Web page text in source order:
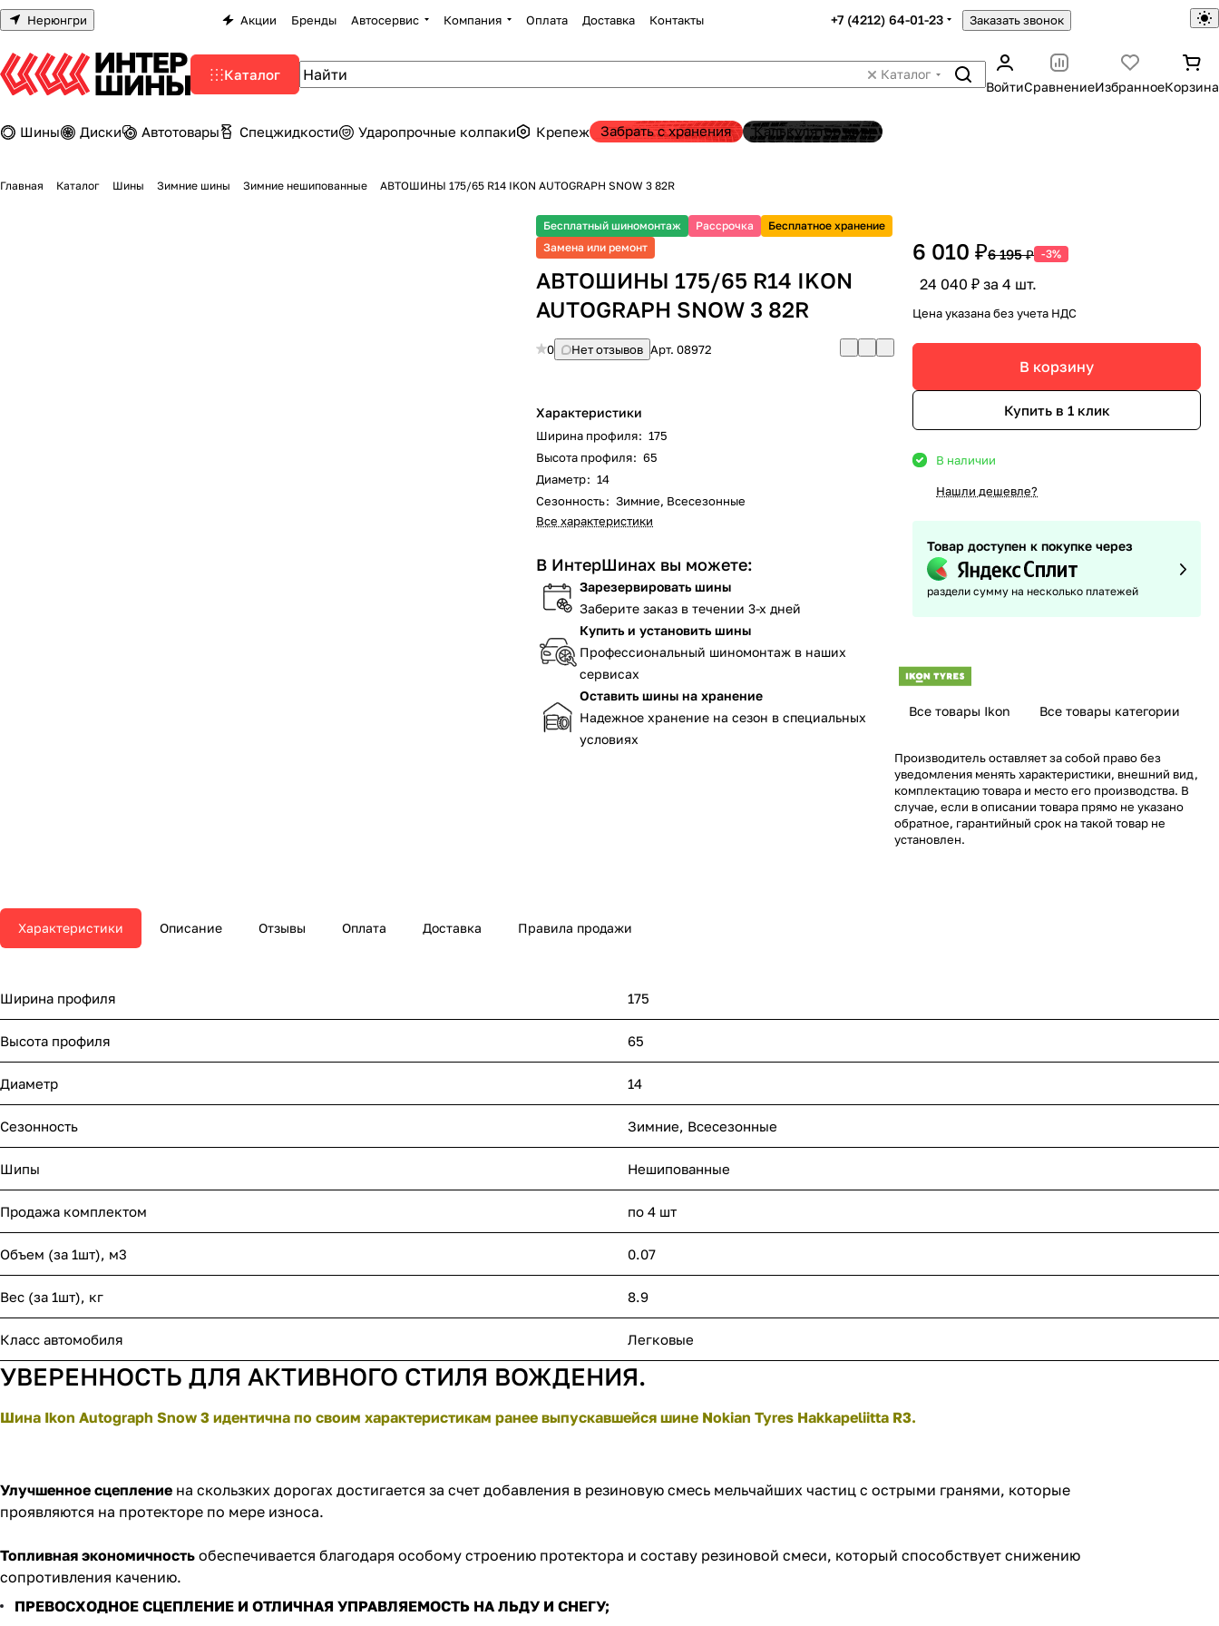
Нерюнгри Акции Бренды Автосервис Компания Оплата Доставка Контакты +7 (4212) 64-01-23 Заказать звонок
Каталог
Каталог
ВойтиСравнениеИзбранноеКорзина
Шины Диски Автотовары Спецжидкости Ударопрочные колпаки Крепеж Забрать с хранения Калькулятор шин
Главная Каталог Шины Зимние шины Зимние нешипованные АВТОШИНЫ 175/65 R14 IKON AUTOGRAPH SNOW 3 82R
Бесплатный шиномонтаж Рассрочка
Бесплатное хранение
Замена или ремонт
АВТОШИНЫ 175/65 R14 IKON
AUTOGRAPH SNOW 3 82R
0 Нет отзывов Арт.08972
Характеристики
Ширина профиля: 175
Высота профиля: 65
Диаметр: 14
Сезонность: Зимние, Всесезонные
Все характеристики
В ИнтерШинах вы можете:
Зарезервировать шины
Заберите заказ в течении 3-х дней
Купить и установить шины
Профессиональный шиномонтаж в наших
сервисах
Оставить шины на хранение
Надежное хранение на сезон в специальных
условиях
6 010 ₽6 195 ₽ -3%
24 040 ₽ за 4 шт.
Цена указана без учета НДС
В корзину
Купить в 1 клик
В наличии
Нашли дешевле?
Товар доступен к покупке через
раздели сумму на несколько платежей
Все товары Ikon Все товары категории
Производитель оставляет за собой право без
уведомления менять характеристики, внешний вид,
комплектацию товара и место его производства. В
случае, если в описании товара прямо не указано
обратное, гарантийный срок на такой товар не
установлен.
Характеристики Описание Отзывы Оплата Доставка Правила продажи
Ширина профиля 175
Высота профиля 65
Диаметр 14
Сезонность Зимние, Всесезонные
Шипы Нешипованные
Продажа комплектом по 4 шт
Объем (за 1шт), м3 0.07
Вес (за 1шт), кг 8.9
Класс автомобиля Легковые
УВЕРЕННОСТЬ ДЛЯ АКТИВНОГО СТИЛЯ ВОЖДЕНИЯ.
Шина Ikon Autograph Snow 3 идентична по своим характеристикам ранее выпускавшейся шине Nokian Tyres Hakkapeliitta R3.
Улучшенное сцепление на скользких дорогах достигается за счет добавления в резиновую смесь мельчайших частиц с острыми гранями, которые
проявляются на протекторе по мере износа.
Топливная экономичность обеспечивается благодаря особому строению протектора и составу резиновой смеси, который способствует снижению
сопротивления качению.
ПРЕВОСХОДНОЕ СЦЕПЛЕНИЕ И ОТЛИЧНАЯ УПРАВЛЯЕМОСТЬ НА ЛЬДУ И СНЕГУ;